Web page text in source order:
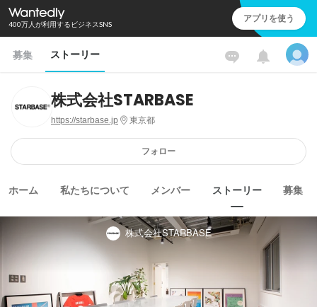
400万人が利用するビジネスSNS アプリを使う
募集 ストーリー
株式会社STARBASE
https://starbase.jp 東京都
フォロー
ホーム 私たちについて メンバー ストーリー 募集
株式会社STARBASE